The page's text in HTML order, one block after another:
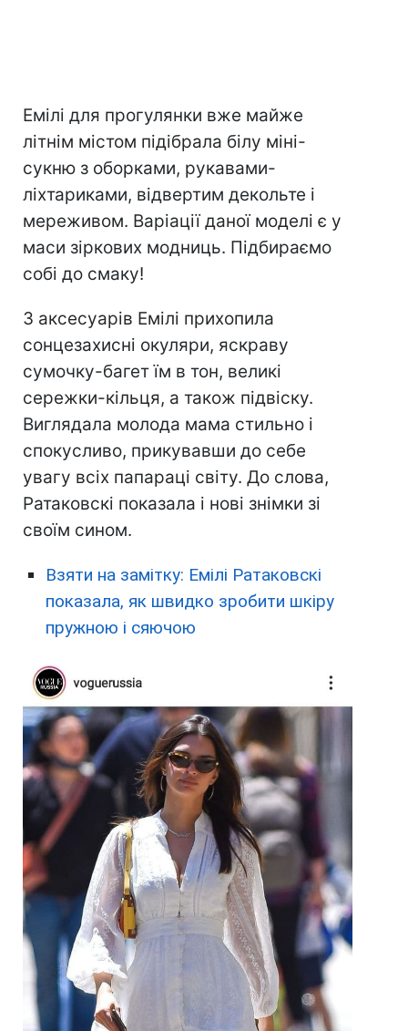
Емілі для прогулянки вже майже
літнім містом підібрала білу міні-
сукню з оборками, рукавами-
ліхтариками, відвертим декольте і
мереживом. Варіації даної моделі є у
маси зіркових модниць. Підбираємо
собі до смаку!
З аксесуарів Емілі прихопила
сонцезахисні окуляри, яскраву
сумочку-багет їм в тон, великі
сережки-кільця, а також підвіску.
Виглядала молода мама стильно і
спокусливо, прикувавши до себе
увагу всіх папараці світу. До слова,
Ратаковскі показала і нові знімки зі
своїм сином.
Взяти на замітку: Емілі Ратаковскі
показала, як швидко зробити шкіру
пружною і сяючою